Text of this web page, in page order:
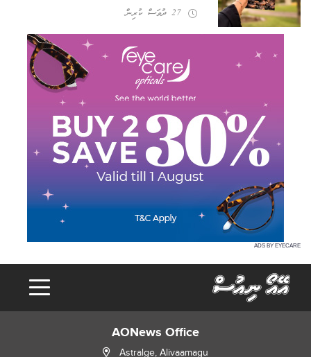
27 ދުވަސް ކުރިން
ADS BY EYECARE
AONews Office
Astralge, Alivaamagu